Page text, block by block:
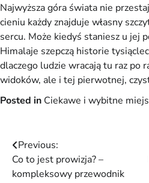
Najwyższa góra świata nie
cieniu każdy znajduje własny
sercu. Może kiedyś staniesz u jej
Himalaje szepczą historie
dlaczego ludzie wracają tu raz po
widoków, ale i tej pierwotnej,
Posted in Ciekawe i wybitne
Nawigacja
wpisu
Previous:
Co to jest prowizja? –
kompleksowy przewodnik